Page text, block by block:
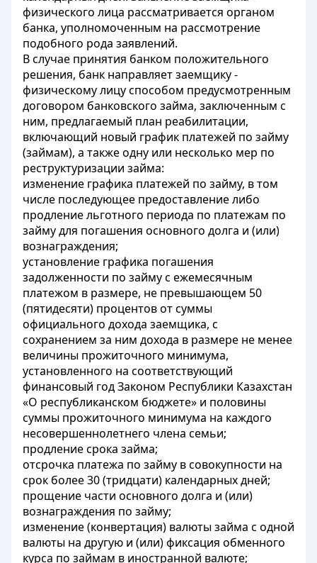
физического лица рассматривается органом
банка, уполномоченным на рассмотрение
подобного рода заявлений.
В случае принятия банком положительного
решения, банк направляет заемщику -
физическому лицу способом предусмотренным
договором банковского займа, заключенным с
ним, предлагаемый план реабилитации,
включающий новый график платежей по займу
(займам), а также одну или несколько мер по
реструктуризации займа:
изменение графика платежей по займу, в том
числе последующее предоставление либо
продление льготного периода по платежам по
займу для погашения основного долга и (или)
вознаграждения;
установление графика погашения
задолженности по займу с ежемесячным
платежом в размере, не превышающем 50
(пятидесяти) процентов от суммы
официального дохода заемщика, с
сохранением за ним дохода в размере не менее
величины прожиточного минимума,
установленного на соответствующий
финансовый год Законом Республики Казахстан
«О республиканском бюджете» и половины
суммы прожиточного минимума на каждого
несовершеннолетнего члена семьи;
продление срока займа;
отсрочка платежа по займу в совокупности на
срок более 30 (тридцати) календарных дней;
прощение части основного долга и (или)
вознаграждения по займу;
изменение (конвертация) валюты займа с одной
валюты на другую и (или) фиксация обменного
курса по займам в иностранной валюте;